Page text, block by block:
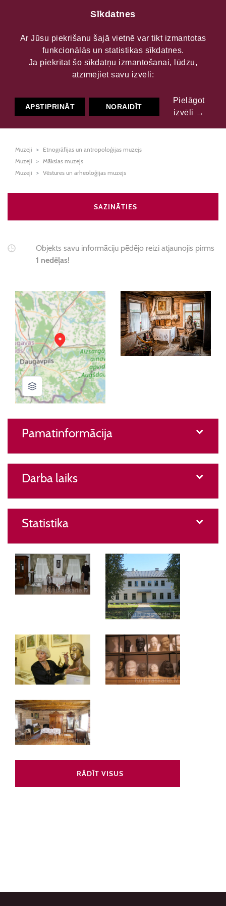
Naujenes
Novadpētniecības
muzejs
Muzeji
Etnogrāfijas un antropoloģijas muzejs
Muzeji
Mākslas muzejs
Muzeji
Vēstures un arheoloģijas muzejs
SAZINĀTIES
Objekts savu informāciju pēdējo reizi atjaunojis pirms
1 nedēļas!
Pamatinformācija
Darba laiks
Statistika
RĀDĪT VISUS
Sīkdatnes
Ar Jūsu piekrišanu šajā vietnē var tikt izmantotas
funkcionālās un statistikas sīkdatnes.
Ja piekrītat šo sīkdatņu izmantošanai, lūdzu,
atzīmējiet savu izvēli:
APSTIPRINĀT NORAIDĪT
Pielāgot
izvēli →